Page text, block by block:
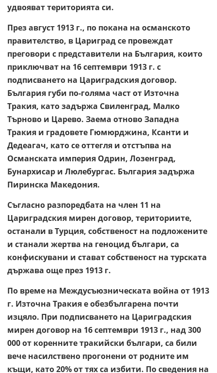
удвояват територията си.
През август 1913 г., по покана на османското
правителство, в Цариград се провеждат
преговори с представители на България, които
приключват на 16 септември 1913 г. с
подписването на Цариградския договор.
България губи по-голяма част от Източна
Тракия, като задържа Свиленград, Малко
Търново и Царево. Заема отново Западна
Тракия и градовете Гюмюрджина, Ксанти и
Дедеагач, като се оттегля и отстъпва на
Османската империя Одрин, Лозенград,
Бунархисар и Люлебургас. България задържа
Пиринска Македония.
Съгласно разпоредбата на член 11 на
Цариградския мирен договор, териториите,
останали в Турция, собственост на подложените
и станали жертва на геноцид българи, са
конфискувани и стават собственост на турската
държава още през 1913 г.
По време на Междусъюзническата война от 1913
г. Източна Тракия е обезбългарена почти
изцяло. При подписването на Цариградския
мирен договор на 16 септември 1913 г., над 300
000 от коренните тракийски българи, са били
вече насилствено прогонени от родните им
къщи, като 20% от тях са избити. По сведения на